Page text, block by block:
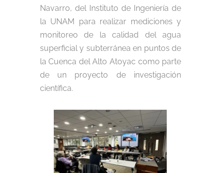
Navarro, del Instituto de Ingeniería de
la UNAM para realizar mediciones y
monitoreo de la calidad del agua
superficial y subterránea en puntos de
la Cuenca del Alto Atoyac como parte
de un proyecto de investigación
científica.